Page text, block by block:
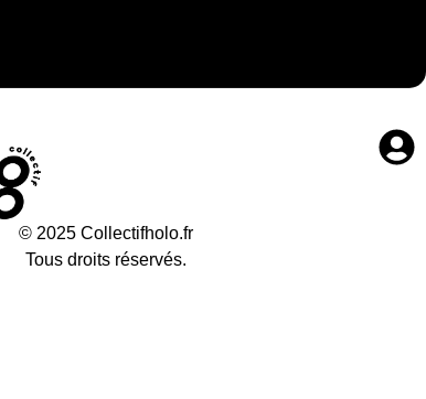
© 2025 Collectifholo.fr
Tous droits réservés.